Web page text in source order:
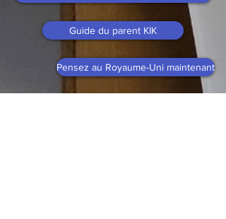
Guide du parent KIK
Pensez au Royaume-Uni maintenant